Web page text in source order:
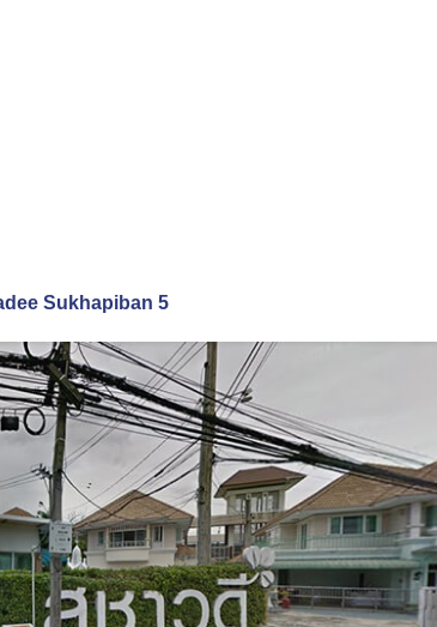
Sukhapiban 5